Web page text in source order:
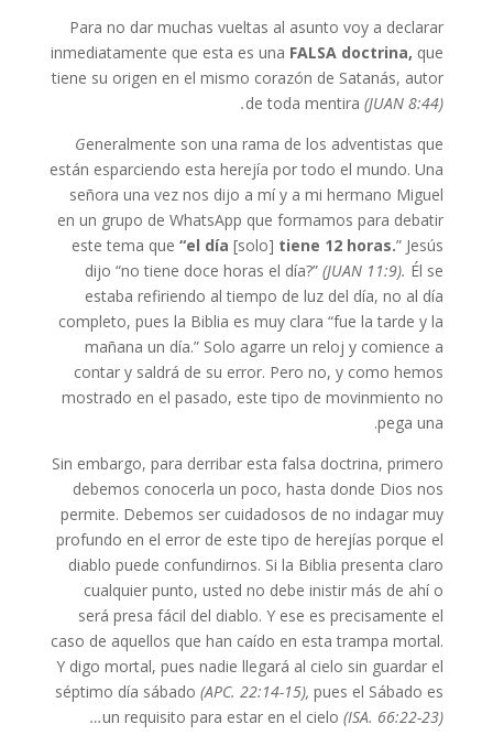
Para no dar muchas vueltas al asunto voy a declarar
inmediatamente que esta es una FALSA doctrina, que
tiene su origen en el mismo corazón de Satanás, autor
de toda mentira (JUAN 8:44).
Generalmente son una rama de los adventistas que
están esparciendo esta herejía por todo el mundo. Una
señora una vez nos dijo a mí y a mi hermano Miguel
en un grupo de WhatsApp que formamos para debatir
este tema que“el día [solo] tiene 12 horas.” Jesús
dijo “no tiene doce horas el día?”(JUAN 11:9). Él se
estaba refiriendo al tiempo de luz del día, no al día
completo, pues la Biblia es muy clara “fue la tarde y la
mañana un día.” Solo agarre un reloj y comience a
contar y saldrá de su error. Pero no, y como hemos
mostrado en el pasado, este tipo de movinmiento no
pega una.
Sin embargo, para derribar esta falsa doctrina, primero
debemos conocerla un poco, hasta donde Dios nos
permite. Debemos ser cuidadosos de no indagar muy
profundo en el error de este tipo de herejías porque el
diablo puede confundirnos. Si la Biblia presenta claro
cualquier punto, usted no debe inistir más de ahí o
será presa fácil del diablo. Y ese es precisamente el
caso de aquellos que han caído en esta trampa mortal.
Y digo mortal, pues nadie llegará al cielo sin guardar el
séptimo día sábado (APC. 22:14-15), pues el Sábado es
un requisito para estar en el cielo(ISA. 66:22-23)…